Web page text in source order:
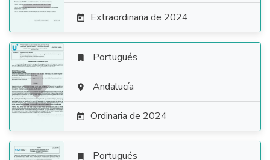
 Extraordinaria de 2024

 Portugués
 Andalucía
 Ordinaria de 2024
 Portugués